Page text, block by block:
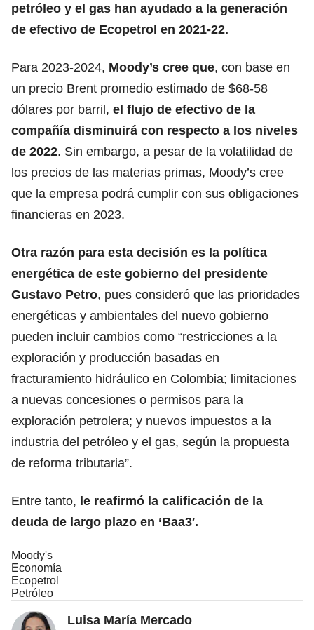
petróleo y el gas han ayudado a la generación
de efectivo de Ecopetrol en 2021-22.
Para 2023-2024, Moody’s cree que, con base en
un precio Brent promedio estimado de $68-58
dólares por barril, el flujo de efectivo de la
compañía disminuirá con respecto a los niveles
de 2022. Sin embargo, a pesar de la volatilidad de
los precios de las materias primas, Moody’s cree
que la empresa podrá cumplir con sus obligaciones
financieras en 2023.
Otra razón para esta decisión es la política
energética de este gobierno del presidente
Gustavo Petro, pues consideró que las prioridades
energéticas y ambientales del nuevo gobierno
pueden incluir cambios como “restricciones a la
exploración y producción basadas en
fracturamiento hidráulico en Colombia; limitaciones
a nuevas concesiones o permisos para la
exploración petrolera; y nuevos impuestos a la
industria del petróleo y el gas, según la propuesta
de reforma tributaria”.
Entre tanto, le reafirmó la calificación de la
deuda de largo plazo en ‘Baa3′.
Moody's
Economía
Ecopetrol
Petróleo
Luisa María Mercado